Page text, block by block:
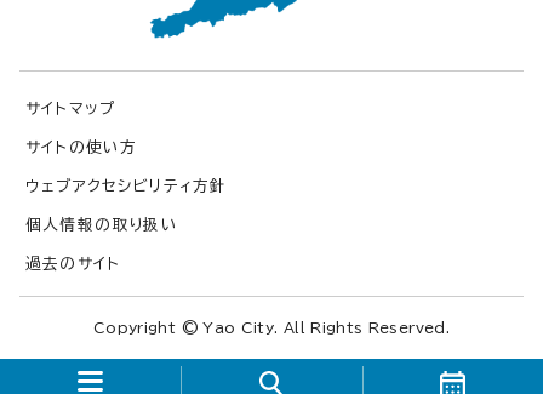
サイトマップ
サイトの使い方
ウェブアクセシビリティ方針
個人情報の取り扱い
過去のサイト
Copyright © Yao City. All Rights Reserved.